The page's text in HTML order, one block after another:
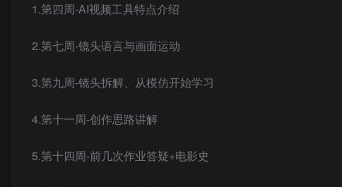
1.第四周-AI视频工具特点介绍
2.第七周-镜头语言与画面运动
3.第九周-镜头拆解、从模仿开始学习
4.第十一周-创作思路讲解
5.第十四周-前几次作业答疑+电影史